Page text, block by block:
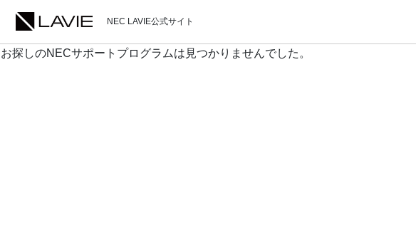
NEC LAVIE公式サイト
お探しのNECサポートプログラムは見つかりませんでした。